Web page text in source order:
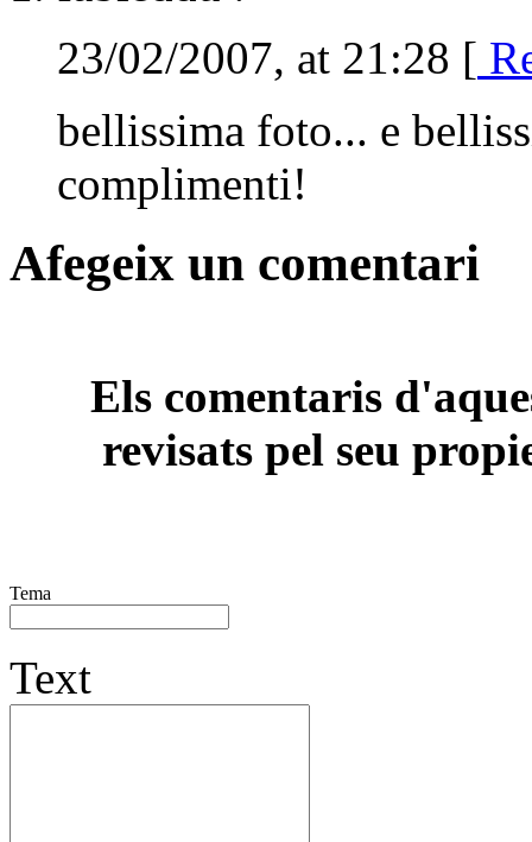
23/02/2007, at 21:28 [
bellissima foto... e
complimenti!
Afegeix un comentari
Els comentaris
revisats pel seu
Tema
Text